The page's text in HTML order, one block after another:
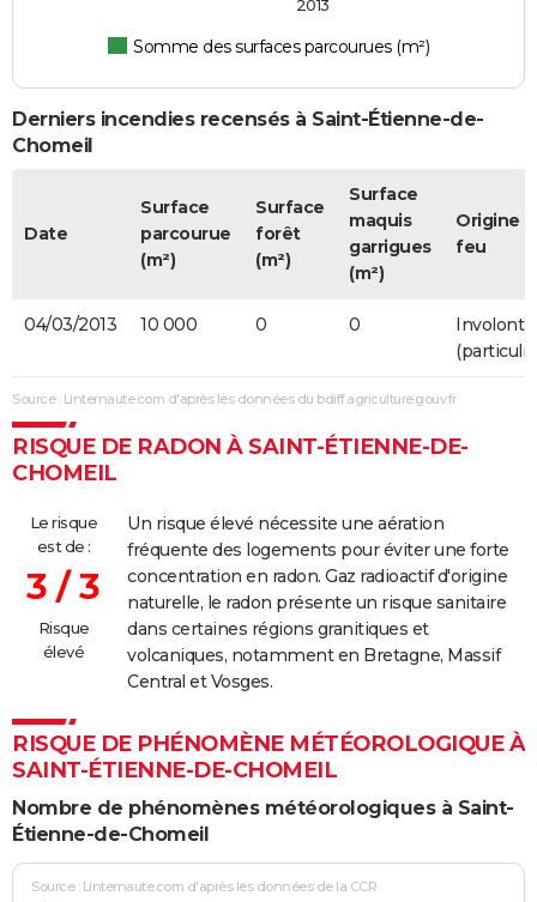
Somme des surfaces parcourues (m²)
2013
Derniers incendies recensés à Saint-Étienne-de-
Chomeil
Date
Surface
parcourue
(m²)
Surface
forêt
(m²)
Surface
maquis
garrigues
(m²)
Origine
feu
04/03/2013 10 000 0 0
Source : Linternaute.com d'après les données du bdiff.agriculture.gouv.fr
RISQUE DE RADON À SAINT-ÉTIENNE-DE-
CHOMEIL
Le risque
est de :
3 / 3
Risque
élevé
Un risque élevé nécessite une aération
fréquente des logements pour éviter une forte
concentration en radon. Gaz radioactif d'origine
naturelle, le radon présente un risque sanitaire
dans certaines régions granitiques et
volcaniques, notamment en Bretagne, Massif
Central et Vosges.
RISQUE DE PHÉNOMÈNE MÉTÉOROLOGIQUE À
SAINT-ÉTIENNE-DE-CHOMEIL
Nombre de phénomènes météorologiques à Saint-
Étienne-de-Chomeil
Source : Linternaute.com d'après les données de la CCR